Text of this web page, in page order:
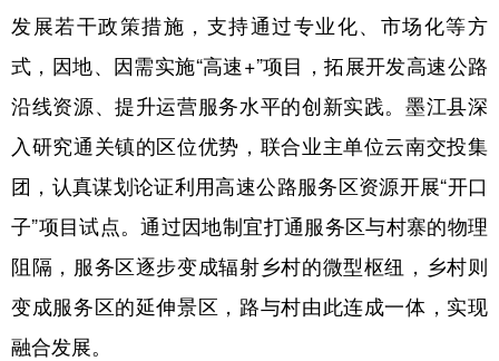
发展若干政策措施，支持通过专业化、市场化等方
式，因地、因需实施“高速+”项目，拓展开发高速公路
沿线资源、提升运营服务水平的创新实践。墨江县深
入研究通关镇的区位优势，联合业主单位云南交投集
团，认真谋划论证利用高速公路服务区资源开展“开口
子”项目试点。通过因地制宜打通服务区与村寨的物理
阻隔，服务区逐步变成辐射乡村的微型枢纽，乡村则
变成服务区的延伸景区，路与村由此连成一体，实现
融合发展。